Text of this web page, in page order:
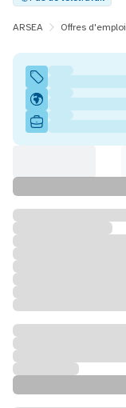
ARSEA Offres d'emploi